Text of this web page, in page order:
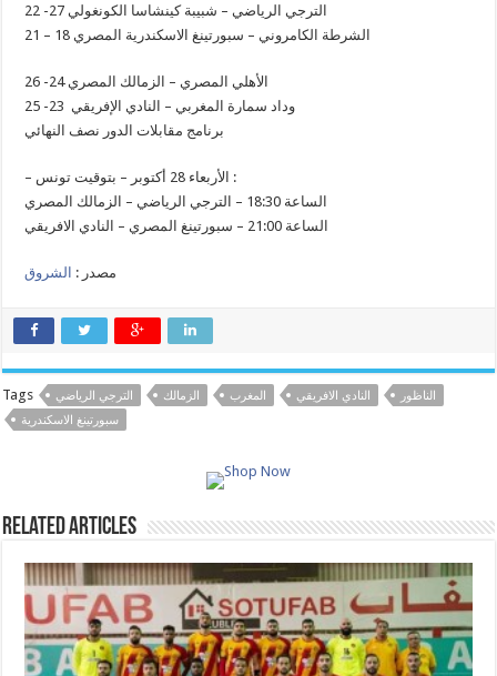
الترجي الرياضي – شبيبة كينشاسا الكونغولي 27- 22
الشرطة الكامروني – سبورتينغ الاسكندرية المصري 18 – 21
الأهلي المصري – الزمالك المصري 24- 26
وداد سمارة المغربي – النادي الإفريقي 23- 25
برنامج مقابلات الدور نصف النهائي
– الأربعاء 28 أكتوبر – بتوقيت تونس :
الساعة 18:30 – الترجي الرياضي – الزمالك المصري
الساعة 21:00 – سبورتينغ المصري – النادي الافريقي
مصدر : الشروق
Tags الترجي الرياضي الزمالك المغرب النادي الافريقي
الناظور
سبورتينغ الاسكندرية
Related Articles